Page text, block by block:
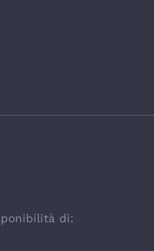
di: